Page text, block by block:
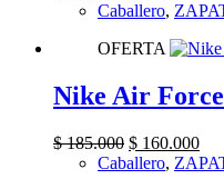
price
$ 185.000.$
Caballero,
OFERTA
Nike Air
$185.000 Original
price
$ 160.000
Caballero,